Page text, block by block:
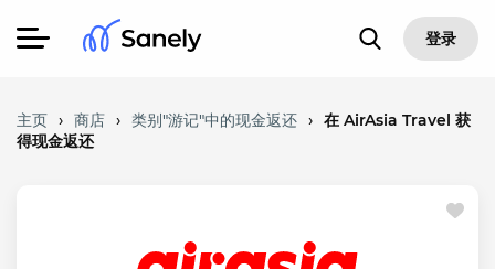
登录
主页 › 商店 › 类别"游记"中的现金返还 › 在 AirAsia Travel 获
得现金返还